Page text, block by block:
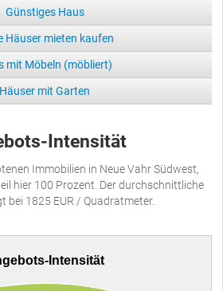
Günstiges Haus
Häuser mieten kaufen
mit Möbeln (möbliert)
Häuser mit Garten
Intensität
Immobilien in Neue Vahr Südwest,
hier 100 Prozent. Der durchschnittliche
bei 1825 EUR / Quadratmeter.
Intensität